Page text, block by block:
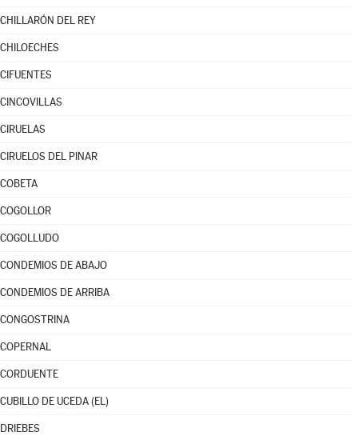
CHILLARÓN DEL REY
CHILOECHES
CIFUENTES
CINCOVILLAS
CIRUELAS
CIRUELOS DEL PINAR
COBETA
COGOLLOR
COGOLLUDO
CONDEMIOS DE ABAJO
CONDEMIOS DE ARRIBA
CONGOSTRINA
COPERNAL
CORDUENTE
CUBILLO DE UCEDA (EL)
DRIEBES